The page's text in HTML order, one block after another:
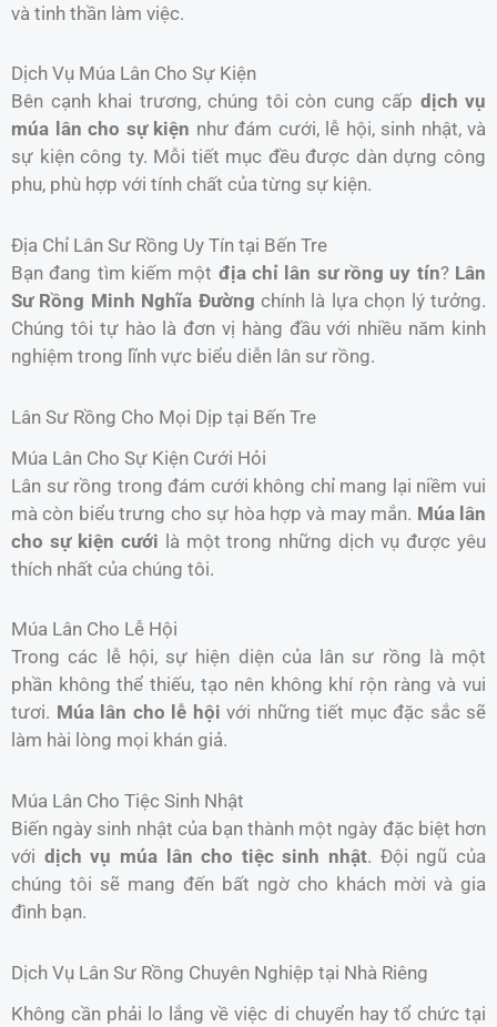
và tinh thần làm việc.
Dịch Vụ Múa Lân Cho Sự Kiện
Bên cạnh khai trương, chúng tôi còn cung cấp dịch vụ
múa lân cho sự kiện như đám cưới, lễ hội, sinh nhật, và
sự kiện công ty. Mỗi tiết mục đều được dàn dựng công
phu, phù hợp với tính chất của từng sự kiện.
Địa Chỉ Lân Sư Rồng Uy Tín tại Bến Tre
Bạn đang tìm kiếm một địa chỉ lân sư rồng uy tín? Lân
Sư Rồng Minh Nghĩa Đường chính là lựa chọn lý tưởng.
Chúng tôi tự hào là đơn vị hàng đầu với nhiều năm kinh
nghiệm trong lĩnh vực biểu diễn lân sư rồng.
Lân Sư Rồng Cho Mọi Dịp tại Bến Tre
Múa Lân Cho Sự Kiện Cưới Hỏi
Lân sư rồng trong đám cưới không chỉ mang lại niềm vui
mà còn biểu trưng cho sự hòa hợp và may mắn. Múa lân
cho sự kiện cưới là một trong những dịch vụ được yêu
thích nhất của chúng tôi.
Múa Lân Cho Lễ Hội
Trong các lễ hội, sự hiện diện của lân sư rồng là một
phần không thể thiếu, tạo nên không khí rộn ràng và vui
tươi. Múa lân cho lễ hội với những tiết mục đặc sắc sẽ
làm hài lòng mọi khán giả.
Múa Lân Cho Tiệc Sinh Nhật
Biến ngày sinh nhật của bạn thành một ngày đặc biệt hơn
với dịch vụ múa lân cho tiệc sinh nhật. Đội ngũ của
chúng tôi sẽ mang đến bất ngờ cho khách mời và gia
đình bạn.
Dịch Vụ Lân Sư Rồng Chuyên Nghiệp tại Nhà Riêng
Không cần phải lo lắng về việc di chuyển hay tổ chức tại